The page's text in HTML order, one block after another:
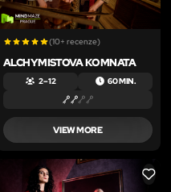
(10+ recenze)
ALCHYMISTOVA KOMNATA
2 – 12 60 MIN.
VIEW MORE
LIKE